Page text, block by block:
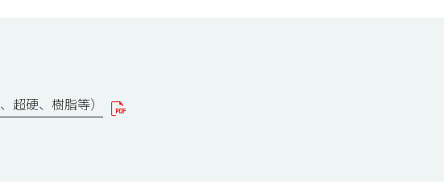
超硬、樹脂等）